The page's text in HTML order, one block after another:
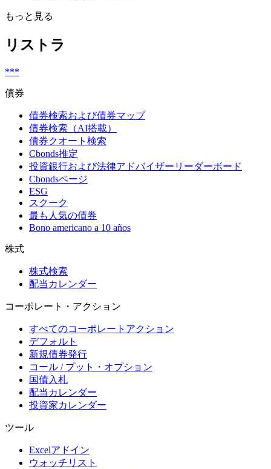
もっと見る
リストラ
***
債券
債券検索および債券マップ
債券検索（AI搭載）
債券クオート検索
Cbonds推定
投資銀行および法律アドバイザーリーダーボード
Cbondsページ
ESG
スクーク
最も人気の債券
Bono americano a 10 años
株式
株式検索
配当カレンダー
コーポレート・アクション
すべてのコーポレートアクション
デフォルト
新規債券発行
コール / プット・オプション
国債入札
配当カレンダー
投資家カレンダー
ツール
Excelアドイン
ウォッチリスト